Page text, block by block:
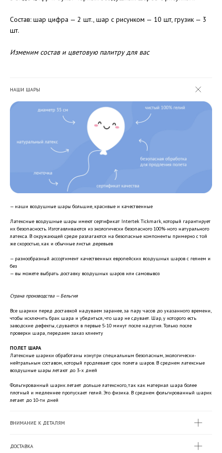
Состав: шар цифра — 2 шт., шар с рисунком — 10 шт, грузик — 3
шт.
Изменим состав и цветовую палитру для вас
НАШИ ШАРЫ
— наши воздушные шары большие, красивые и качественные
Латексные воздушные шары имеют сертификат Intertek Tickmark, который гарантирует
их безопасность. Изготавливаются из экологически безопасного 100%-ного натурального
латекса. В окружающей среде разлагаются на безопасные компоненты примерно с той
же скоростью, как и обычные листья деревьев
— разнообразный ассортимент качественных европейских воздушных шаров с гелием и
без
— вы можете выбрать доставку воздушных шаров или самовывоз
Страна производства — Бельгия
Все шарики перед доставкой надуваем заранее, за пару часов до указанного времени,
чтобы исключить брак шара и убедиться, что шар не сдувает. Шар, у которого есть
заводские дефекты, сдувается в первые 5-10 минут после надутия. Только после
проверки шара, передаем заказ клиенту
ПОЛЕТ ШАРА
Латексные шарики обработаны изнутри специальным безопасным, экологически-
нейтральным составом, который продлевает срок полета шаров. В среднем латексные
воздушные шары летают до 3-х дней
Фольгированный шарик летает дольше латексного, так как материал шара более
плотный и медленнее пропускает гелий. Это физика. В среднем фольгированный шарик
летает до 10-ти дней
ВНИМАНИЕ К ДЕТАЛЯМ
ДОСТАВКА